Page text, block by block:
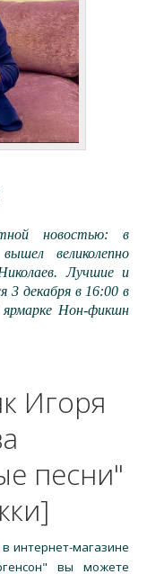
новостью: в
великолепно
Лучшие и
3 декабря в 16:00 в
Нон-фикшн
Игоря
песни"
в интернет-магазине
вы можете